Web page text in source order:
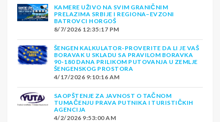
KAMERE UŽIVO NA SVIM GRANIČNIM
PRELAZIMA SRBIJE I REGIONA–EVZONI
BATROVCI HORGOŠ
8/7/2026 12:35:17 PM
ŠENGEN KALKULATOR-PROVERITE DA LI JE VAŠ
BORAVAK U SKLADU SA PRAVILOM BORAVKA
90-180 DANA PRILIKOM PUTOVANJA U ZEMLJE
ŠENGENSKOG PROSTORA
4/17/2026 9:10:16 AM
SAOPŠTENJE ZA JAVNOST O TAČNOM
TUMAČENJU PRAVA PUTNIKA I TURISTIČKIH
AGENCIJA
4/2/2026 9:53:00 AM